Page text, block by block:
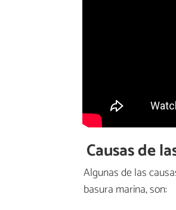
Causas de
Algunas de las
basura marina, son: